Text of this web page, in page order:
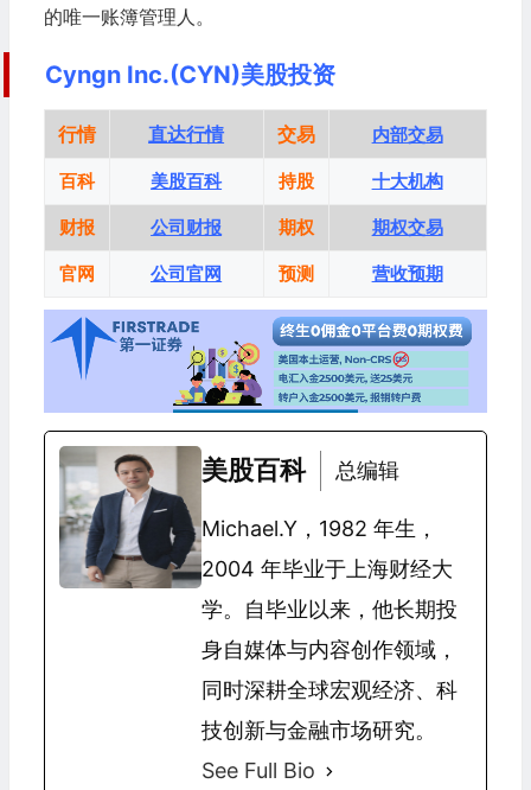
的唯一账簿管理人。
Cyngn Inc.(CYN)美股投资
行情 直达行情 交易 内部交易
百科 美股百科 持股 十大机构
财报 公司财报 期权 期权交易
官网 公司官网 预测 营收预期
美股百科 总编辑
Michael.Y，1982 年生，
2004 年毕业于上海财经大
学。自毕业以来，他长期投
身自媒体与内容创作领域，
同时深耕全球宏观经济、科
技创新与金融市场研究。
See Full Bio